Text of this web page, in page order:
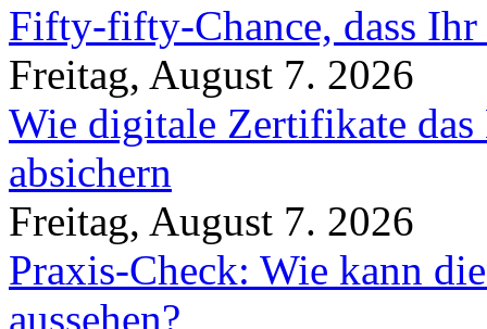
Fifty-fifty-Chance, dass
Freitag, August 7. 2026
Wie digitale Zertifikate
absichern
Freitag, August 7. 2026
Praxis-Check: Wie kann
aussehen?